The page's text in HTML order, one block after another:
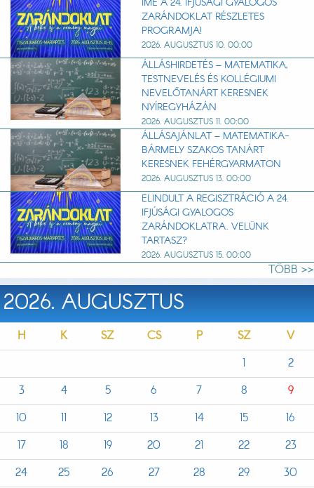
ZARÁNDOKLAT RÉSZLETES
PROGRAMJA!
2026. AUGUSZTUS 10. 00:00
ÁLLÁSHIRDETÉS – MATEMATIKA,
TESTNEVELÉS ÉS KOLLÉGIUMI
NEVELŐTANÁRT KERESNEK
NYÍREGYHÁZÁN
2026. AUGUSZTUS 11. 00:00
ÁLLÁSAJÁNLAT – MATEMATIKA-
BÁRMELY SZAKOS TANÁRT
KERESNEK FEHÉRGYARMATON
2026. AUGUSZTUS 13. 00:00
ELINDULT A REGISZTRÁCIÓ A 24.
IFJÚSÁGI GYALOGOS
ZARÁNDOKLATRA. VELÜNK
TARTASZ?
2026. AUGUSZTUS 15. 00:00
TÖBB >>
2026. AUGUSZTUS
H K SZ CS P SZ
V
1
2
3
4 5 6 7 8
9
10
11 12 13 14 15
16
17
18 19 20 21 22
23
24
25 26 27 28 29
30